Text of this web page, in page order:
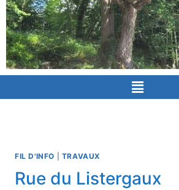
FIL D'INFO TRAVAUX
Rue du Listergaux